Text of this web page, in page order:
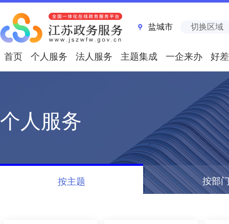
盐城市 切换区域
首页 个人服务 法人服务 主题集成 一企来办 好
个人服务
按主题 按部